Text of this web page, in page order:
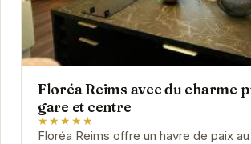
Floréa Reims avec du charme
gare et centre
★★★★★
Floréa Reims offre un havre de paix